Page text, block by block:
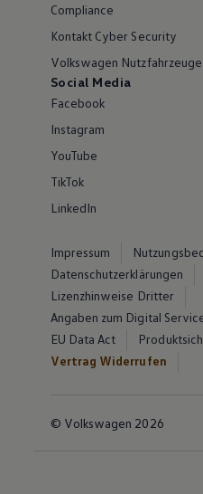
Compliance
Kontakt Cyber Security
Volkswagen Nutzfahrzeuge
Social Media
Facebook
Instagram
YouTube
TikTok
LinkedIn
Impressum
Datenschutzerklärungen
Lizenzhinweise Dritter
Angaben zum Digital
EU Data Act
Vertrag Widerrufen
© Volkswagen 2026